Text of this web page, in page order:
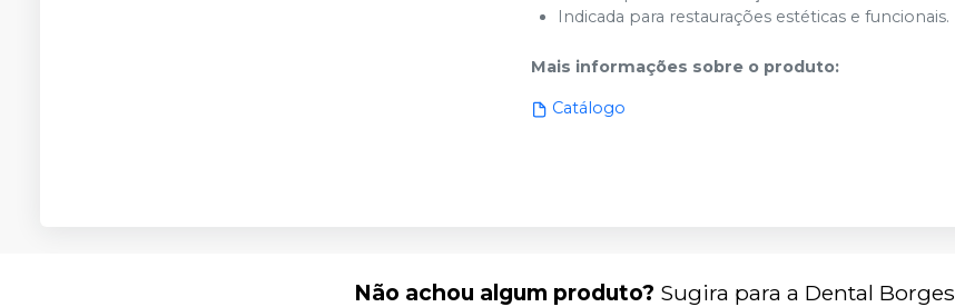
Indicada para restaurações estéticas e funcionais.
Mais informações sobre o produto:
Catálogo
Não achou algum produto? Sugira para a Dental Borges